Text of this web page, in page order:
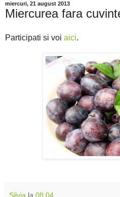
miercuri, 21 august 2013
Miercurea fara
Participati si voi aici.
Silvia la 08:04